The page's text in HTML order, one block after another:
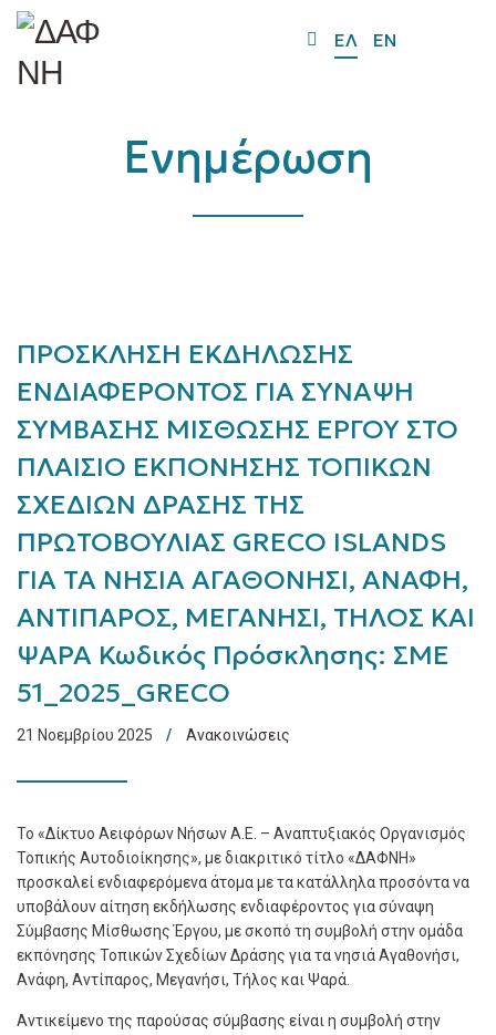
ΕΛ EN
Ενημέρωση
ΠΡΟΣΚΛΗΣΗ ΕΚΔΗΛΩΣΗΣ
ΕΝΔΙΑΦΕΡΟΝΤΟΣ ΓΙΑ ΣΥΝΑΨΗ
ΣΥΜΒΑΣΗΣ ΜΙΣΘΩΣΗΣ ΕΡΓΟΥ ΣΤΟ
ΠΛΑΙΣΙΟ ΕΚΠΟΝΗΣΗΣ ΤΟΠΙΚΩΝ
ΣΧΕΔΙΩΝ ΔΡΑΣΗΣ ΤΗΣ
ΠΡΩΤΟΒΟΥΛΙΑΣ GRECO ISLANDS
ΓΙΑ ΤΑ ΝΗΣΙΑ ΑΓΑΘΟΝΗΣΙ, ΑΝΑΦΗ,
ΑΝΤΙΠΑΡΟΣ, ΜΕΓΑΝΗΣΙ, ΤΗΛΟΣ ΚΑΙ
ΨΑΡΑ Κωδικός Πρόσκλησης: ΣΜΕ
51_2025_GRECO
21 Νοεμβρίου 2025 Ανακοινώσεις
Το «Δίκτυο Αειφόρων Νήσων Α.Ε. – Αναπτυξιακός Οργανισμός
Τοπικής Αυτοδιοίκησης», με διακριτικό τίτλο «ΔΑΦΝΗ»
προσκαλεί ενδιαφερόμενα άτομα με τα κατάλληλα προσόντα να
υποβάλουν αίτηση εκδήλωσης ενδιαφέροντος για σύναψη
Σύμβασης Μίσθωσης Έργου, με σκοπό τη συμβολή στην ομάδα
εκπόνησης Τοπικών Σχεδίων Δράσης για τα νησιά Αγαθονήσι,
Ανάφη, Αντίπαρος, Μεγανήσι, Τήλος και Ψαρά.
Αντικείμενο της παρούσας σύμβασης είναι η συμβολή στην